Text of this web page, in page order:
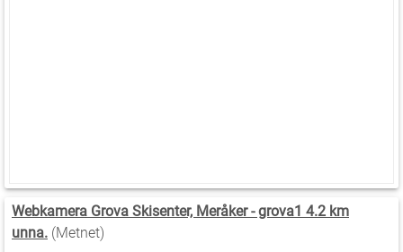
Webkamera Grova Skisenter, Meråker - grova1 4.2 km
unna. (Metnet)